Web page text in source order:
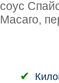
соус
Масаго,